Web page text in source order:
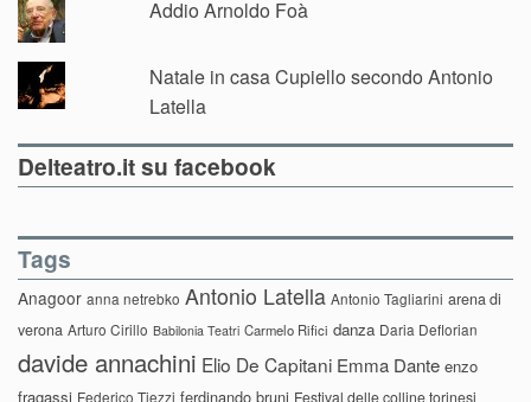
Addio Arnoldo Foà
Natale in casa Cupiello secondo Antonio
Latella
Delteatro.it su facebook
Tags
Anagoor anna netrebko Antonio Latella Antonio Tagliarini arena di
verona Arturo Cirillo Babilonia Teatri Carmelo Rifici danza Daria Deflorian
davide annachini Elio De Capitani Emma Dante enzo
fragassi Federico Tiezzi ferdinando bruni Festival delle colline torinesi